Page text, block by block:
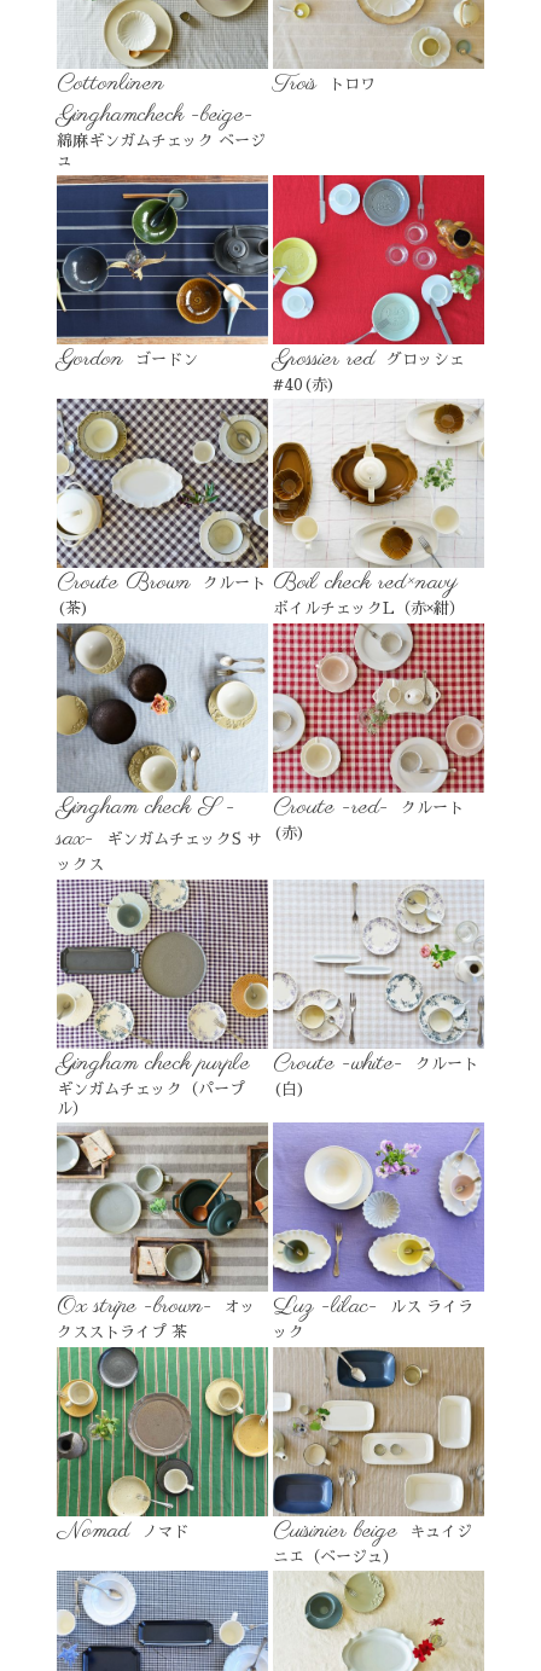
Cottonlinen
Ginghamcheck -beige-
綿麻ギンガムチェック ベージ
ュ
Trois トロワ
Gordon ゴードン Grossier red
グロッシェ
#40(赤)
Croute Brown
クルート
(茶)
Boil check red×navy
ボイルチェックL（赤×紺）
Gingham check S -
sax-
ギンガムチェックS サ
ックス
Croute -red-
クルート
(赤)
Gingham check purple
ギンガムチェック（パープ
ル）
Croute -white-
クルート
(白)
Ox stripe -brown-
オッ
クスストライプ 茶
Luz -lilac-
ルス ライラ
ック
Nomad ノマド Cuisinier beige
キュイジ
ニエ（ベージュ）